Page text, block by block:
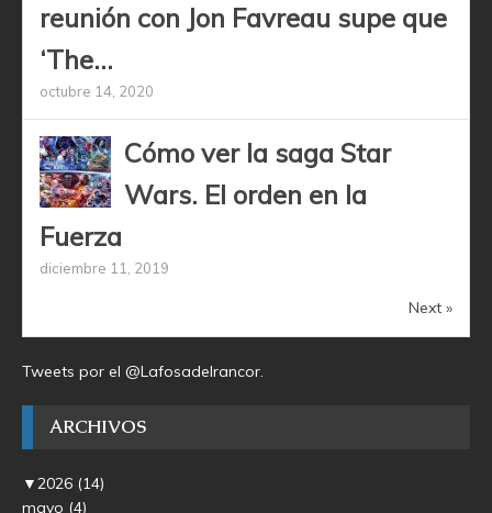
reunión con Jon Favreau supe que
‘The...
octubre 14, 2020
Cómo ver la saga Star
Wars. El orden en la
Fuerza
diciembre 11, 2019
Next »
Tweets por el @Lafosadelrancor.
ARCHIVOS
▼2026 (14)
mayo (4)